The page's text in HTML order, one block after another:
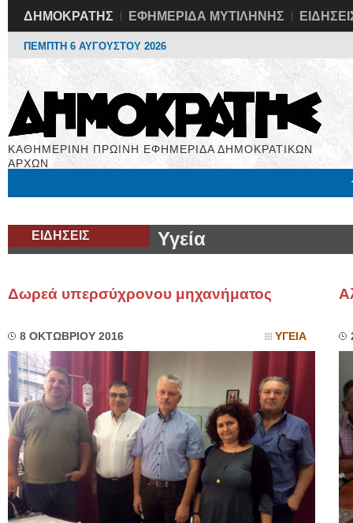
ΔΗΜΟΚΡΑΤΗΣ ΕΦΗΜΕΡΙΔΑ ΜΥΤΙΛΗΝΗΣ
ΠΕΜΠΤΗ 6 ΑΥΓΟΥΣΤΟΥ 2026
ΚΑΘΗΜΕΡΙΝΗ ΠΡΩΙΝΗ ΕΦΗΜΕΡΙΔΑ ΔΗΜΟΚΡΑΤΙΚΩΝ
ΑΡΧΩΝ
ΕΙΔΗΣΕΙΣ Υγεία
Δωρεά υπερσύχρονου μηχανήματος
8 ΟΚΤΩΒΡΙΟΥ 2016 ΥΓΕΙΑ